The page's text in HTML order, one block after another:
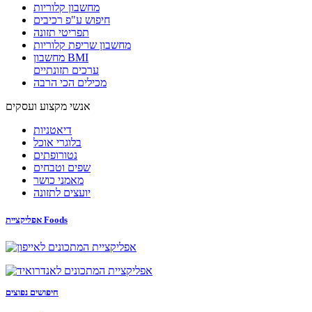
מחשבון קלוריות
חיפוש ע"פ רכיבים
תפריטי תזונה
מחשבון שריפת קלוריות
מחשבון BMI
ערכים תזונתיים
מכילים הכי הרבה
אנשי מקצוע ועסקים
דיאטניות
בלוגרי אוכל
נטורופתים
שפים וטבחים
מאמני כושר
יועצים לתזונה
אפליקציית Foods
חיפושים נפוצים